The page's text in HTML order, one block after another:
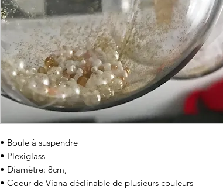
• Boule à suspendre
• Plexiglass
• Diamètre: 8cm,
• Coeur de Viana déclinable de plusieurs couleurs